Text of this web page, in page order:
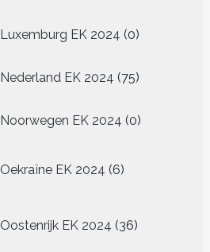
Luxemburg EK 2024 00
Nederland EK 2024 7575
Noorwegen EK 2024 00
Oekraïne EK 2024 6
producten
Oostenrijk EK 2024 36
producten